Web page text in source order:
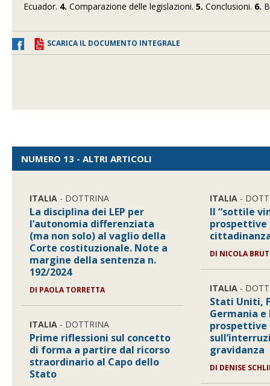
Ecuador. 4. Comparazione delle legislazioni.5. Conclusioni. 6.
SCARICA IL DOCUMENTO INTEGRALE
NUMERO 13 - ALTRI ARTICOLI
ITALIA - DOTTRINA
La disciplina dei LEP per
l’autonomia differenziata
(ma non solo) al vaglio della
Corte costituzionale. Note a
margine della sentenza n.
192/2024
DI PAOLA TORRETTA
ITALIA - DOTTRINA
Prime riflessioni sul concetto
di forma a partire dal ricorso
straordinario al Capo dello
Stato
ITALIA -
Il “sottile
prospettive
DI NICOLA
ITALIA -
Stati Uniti,
Germania
prospettive
gravidanza
DI DENISE